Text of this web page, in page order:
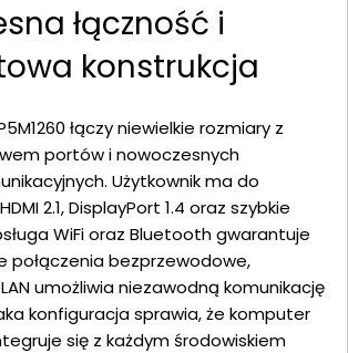
łączność i
konstrukcja
łączy niewielkie rozmiary z
portów i nowoczesnych
Użytkownik ma do
2.1, DisplayPort 1.4 oraz szybkie
WiFi oraz Bluetooth gwarantuje
połączenia bezprzewodowe,
umożliwia niezawodną komunikację
konfiguracja sprawia, że komputer
się z każdym środowiskiem